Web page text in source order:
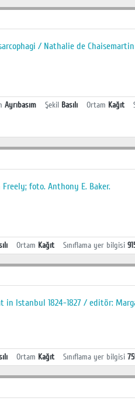
/ Nathalie de Chaisemartin
Ayrıbasım Şekil Basılı Ortam Kağıt
foto. Anthony E. Baker.
Ortam Kağıt Sınıflama yer bilgisi
in Istanbul 1824-1827 / editör:
Ortam Kağıt Sınıflama yer bilgisi